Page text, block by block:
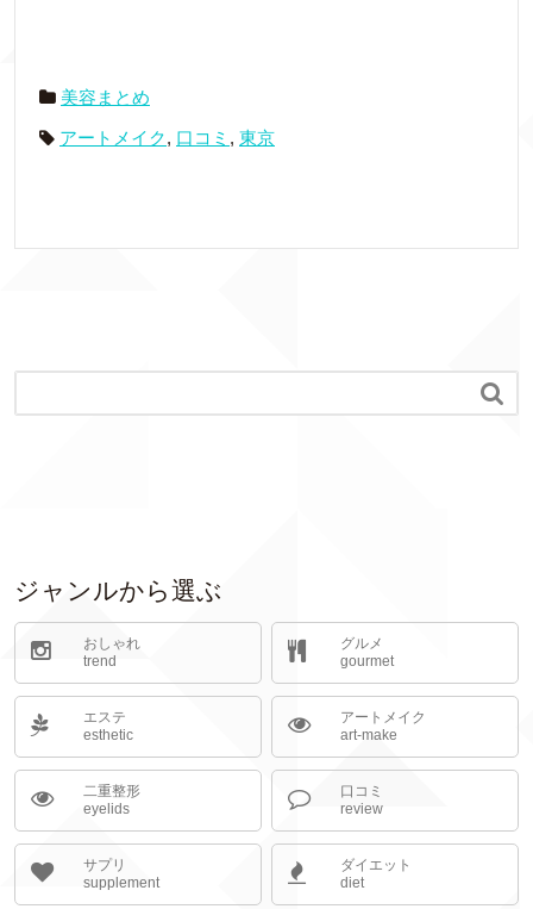
美容まとめ
アートメイク, 口コミ , 東京

ジャンルから選ぶ
おしゃれ
trend
グルメ
gourmet
エステ
esthetic
アートメイク
art-make
二重整形
eyelids
口コミ
review
サプリ
supplement
ダイエット
diet